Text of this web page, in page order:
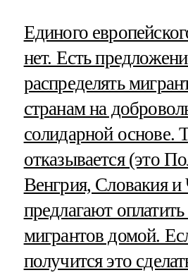
Единого
нет. Есть
распределять
странам на
солидарной основе.
отказывается (это
Венгрия, Словакия и
предлагают оплатить
мигрантов домой.
получится это